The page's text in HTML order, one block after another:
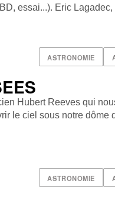
essai...). Eric Lagadec,
ASTRONOMIE
Hubert Reeves qui
le ciel sous notre dôme
ASTRONOMIE